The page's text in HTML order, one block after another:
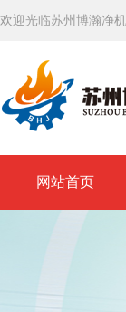
欢迎光临苏州博瀚净
网站首页